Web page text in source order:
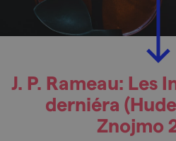
J. P. Rameau: Les
derniéra
Znojmo